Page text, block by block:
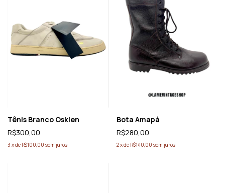
Tênis Branco Osklen
R$300,00
3 xde R$100,00 sem juros
Bota Amapá
R$280,00
2xde R$140,00 sem juros